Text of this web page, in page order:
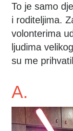
To je samo
i roditeljima.
volonterima
ljudima
su me
A.